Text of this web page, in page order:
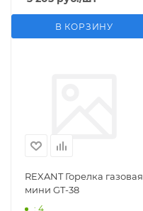
В КОРЗИНУ
REXANT Горелка газовая
мини GT-38
: 4